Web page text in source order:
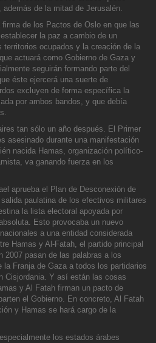
de la mitad de Jerusalén.
firma de los Pactos de Oslo en que las
la paz a cambio de un
territorios ocupados y la creación de la
actuará como Gobierno de Gaza y
te seguirán formando parte del
éste ejercerá una suerte de
excluyen de forma específica la
por ambos bandos, y que debía
tan só lo un año después. El Primer
asesinado durante una manifestación
nacida Hamas, organización político-
va ganando fuerza en los
aprueba el Plan de Desconexión de
paulatina de los efectivos militares
la lista electoral apoyada por
Esto provocaba un nuevo
les a una entidad considerada
Hamas y Al-Fatah, el partido principal
2007 pasan de las palabras a los
la Franja de Gaza a todos los partidarios
Cisjordania. Y así están las cosas
y Al Fatah firman un pacto de
el Gobierno. En concreto, Al Fatah
y Hamas se hará cargo de la
los estados árabes